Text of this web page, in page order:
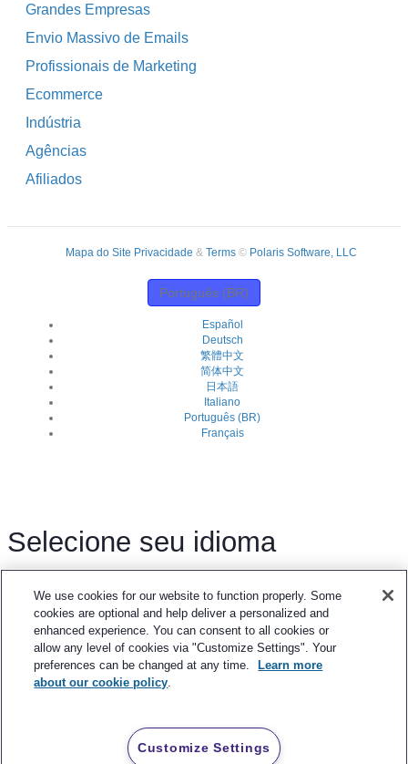
Grandes Empresas
Envio Massivo de Emails
Profissionais de Marketing
Ecommerce
Indústria
Agências
Afiliados
Mapa do Site Privacidade & Terms © Polaris Software, LLC
Português (BR)
Español
Deutsch
繁體中文
简体中文
日本語
Italiano
Português (BR)
Français
Selecione seu idioma
English
Español
Deutsch
繁體中文
简体中文
Português (BR)
We use cookies for our website to function properly. Some
cookies are optional and help deliver a personalized and
enhanced experience. You can consent to all cookies or
allow any level of cookies via "Customize Settings". Your
preferences can be changed at any time.
Learn more
about our cookie policy.
Customize Settings